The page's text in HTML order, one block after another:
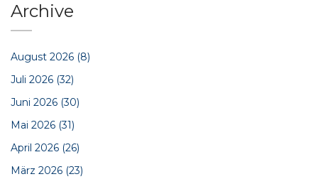
Archive
August 2026 (8)
Juli 2026 (32)
Juni 2026 (30)
Mai 2026 (31)
April 2026 (26)
März 2026 (23)